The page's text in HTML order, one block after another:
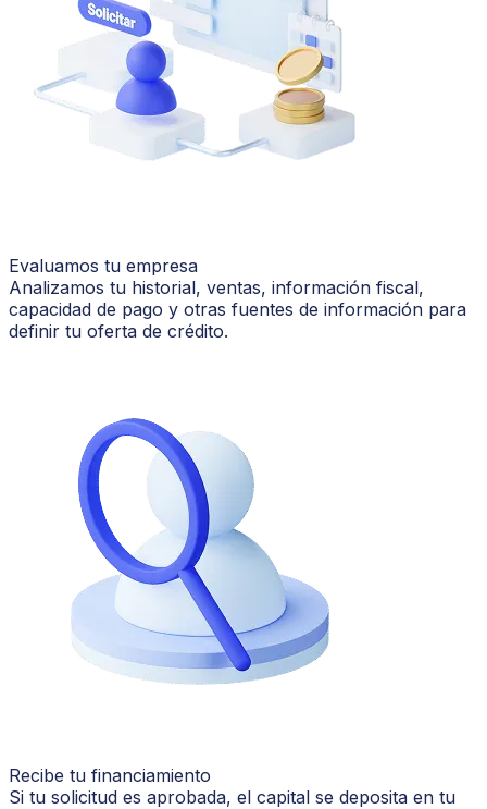
Evaluamos tu empresa
Analizamos tu historial, ventas, información fiscal,
capacidad de pago y otras fuentes de información para
definir tu oferta de crédito.
Recibe tu financiamiento
Si tu solicitud es aprobada, el capital se deposita en tu